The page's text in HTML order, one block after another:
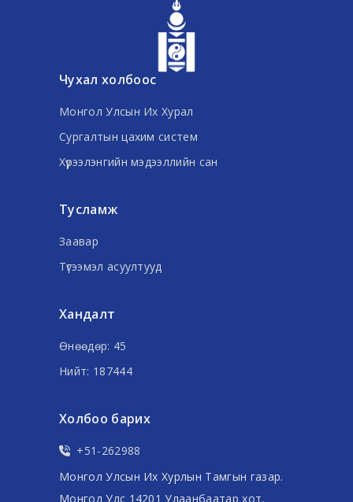
Чухал холбоос
Монгол Улсын Их Хурал
Сургалтын цахим систем
Хүрээлэнгийн мэдээллийн сан
Тусламж
Заавар
Түгээмэл асуултууд
Хандалт
Өнөөдөр: 45
Нийт: 187444
Холбоо барих
+51-262988
Монгол Улсын Их Хурлын Тамгын газар.
Монгол Улс 14201 Улаанбаатар хот,